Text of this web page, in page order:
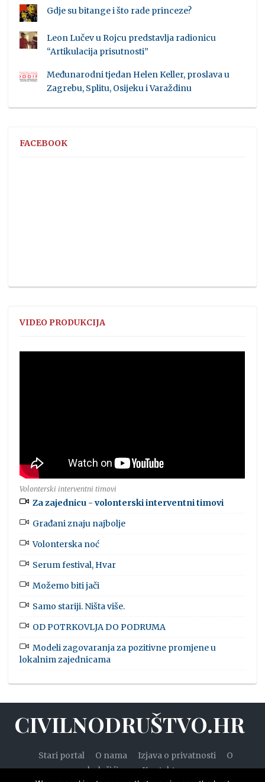
Gdje su bitange i što rade princeze?
Leon Lučev u Rojcu predstavlja radionicu
“Artikulacija prisutnosti”
Međunarodni tjedan Helen Keller, proslava u
Zagrebu, Splitu, Osijeku i Varaždinu
FACEBOOK
VIDEO PRODUKCIJA
Volonterski interventni timovi
Za zajednicu - volonterski interventni timovi
Građani znaju najbolje
Volonterska noć
Serum festival, Hvar
Možemo biti jači
Samo stariji. Ništa više.
OD POTRKOVLJA DO PODRUMA
Modeli zagovaranja za pozitivne promjene u
lokalnim zajednicama
CIVILNODRUŠTVO.HR
Stari portal O nama Izjava o privatnosti
O
kolačićima
Kontakt